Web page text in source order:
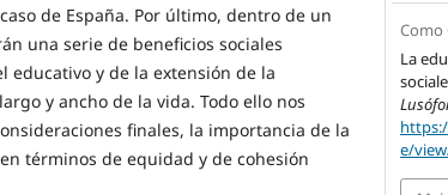
de España. Por último, dentro de un
una serie de beneficios sociales
educativo y de la extensión de la
y ancho de la vida. Todo ello nos
finales, la importancia de la
términos de equidad y de cohesión
Como
La
e/